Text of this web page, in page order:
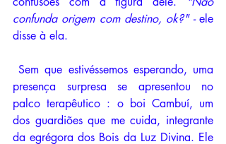
confunda origem com destino, ok?" - ele
disse à ela.
Sem que estivéssemos esperando, uma
presença surpresa se apresentou no
palco terapêutico : o boi Cambuí, um
dos guardiões que me cuida, integrante
da egrégora dos Bois da Luz Divina. Ele